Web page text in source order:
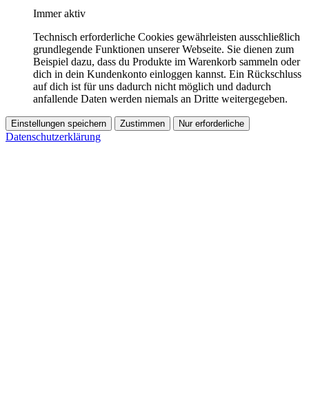
Immer aktiv
Technisch erforderliche Cookies gewährleisten ausschließlich
grundlegende Funktionen unserer Webseite. Sie dienen zum
Beispiel dazu, dass du Produkte im Warenkorb sammeln oder
dich in dein Kundenkonto einloggen kannst. Ein Rückschluss
auf dich ist für uns dadurch nicht möglich und dadurch
anfallende Daten werden niemals an Dritte weitergegeben.
Einstellungen speichern Zustimmen Nur erforderliche
Datenschutzerklärung